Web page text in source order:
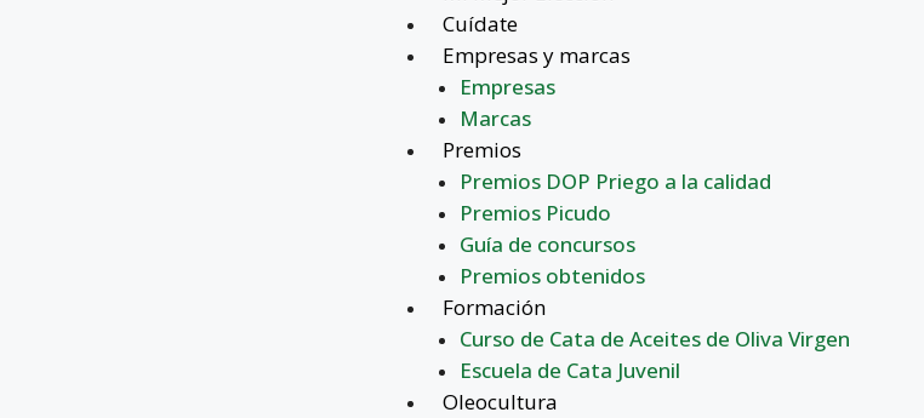
Cuídate
Empresas y marcas
Empresas
Marcas
Premios
Premios DOP Priego a la calidad
Premios Picudo
Guía de concursos
Premios obtenidos
Formación
Curso de Cata de Aceites de Oliva Virgen
Escuela de Cata Juvenil
Oleocultura